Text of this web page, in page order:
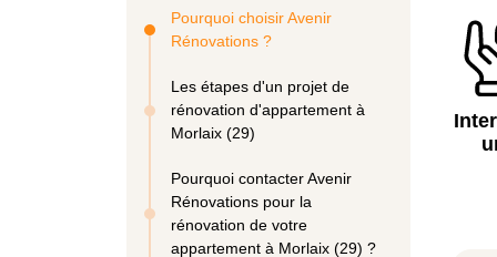
Pourquoi choisir Avenir
Rénovations ?
Les étapes d'un projet de
rénovation d'appartement à
Morlaix (29)
Pourquoi contacter Avenir
Rénovations pour la
rénovation de votre
appartement à Morlaix (29) ?